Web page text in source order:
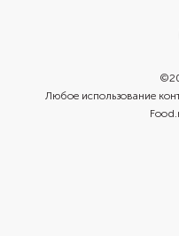
©
Любое использование